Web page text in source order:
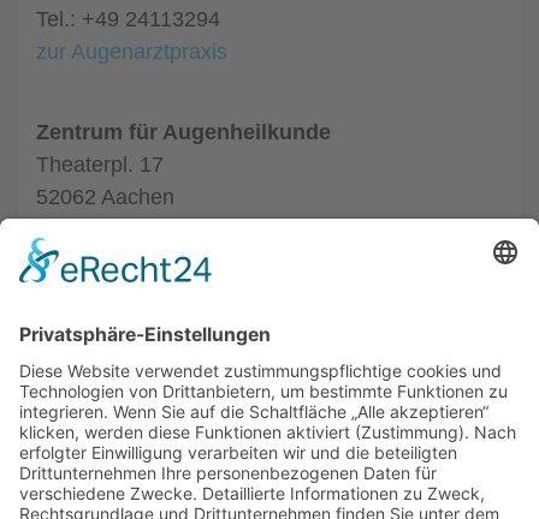
Tel.: +49 24113294
zur Augenarztpraxis
Zentrum für Augenheilkunde
Theaterpl. 17
52062 Aachen
zur Augenarztpraxis
ALLGEMEIN
AUGENÄRZTE